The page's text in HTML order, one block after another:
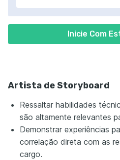
Inicie Com
Artista de Storyboard
Ressaltar habilidades
são altamente relevantes
Demonstrar experiências
correlação direta com as
cargo.